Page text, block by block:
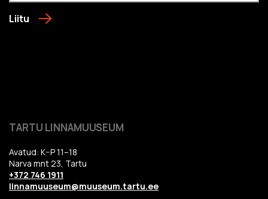
Liitu
TARTU LINNAMUUSEUM
Avatud: K–P 11–18
Narva mnt 23, Tartu
+372 746 1911
linnamuuseum@muuseum.tartu.ee